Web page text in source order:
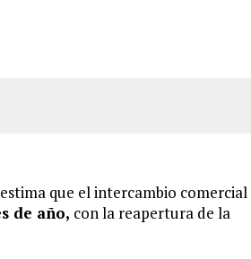
DE 13 AÑOS TRAS ABUSAR DE ELLA
que el intercambio comercial
de año, con la reapertura de la